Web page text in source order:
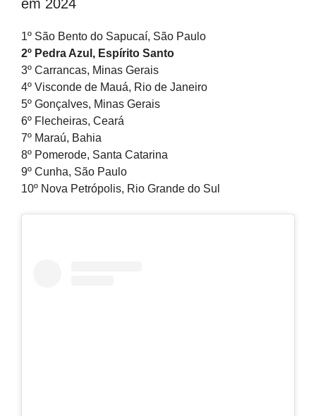
em 2024
1º São Bento do Sapucaí, São Paulo
2º Pedra Azul, Espírito Santo
3º Carrancas, Minas Gerais
4º Visconde de Mauá, Rio de Janeiro
5º Gonçalves, Minas Gerais
6º Flecheiras, Ceará
7º Maraú, Bahia
8º Pomerode, Santa Catarina
9º Cunha, São Paulo
10º Nova Petrópolis, Rio Grande do Sul